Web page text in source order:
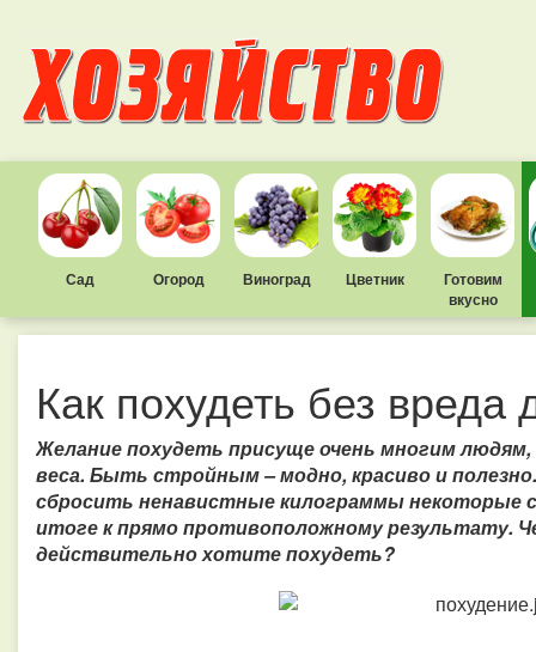
Сад Огород Виноград Цветник
Готовим
вкусно
Как похудеть без вреда
Желание похудеть присуще очень многим
веса. Быть стройным – модно, красиво и
сбросить ненавистные килограммы некоторые
итоге к прямо противоположному результату.
действительно хотите похудеть?